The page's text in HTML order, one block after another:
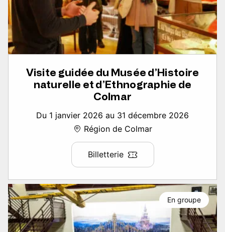
Visite guidée du Musée d’Histoire
naturelle et d’Ethnographie de
Colmar
Du 1 janvier 2026 au 31 décembre 2026
Région de Colmar
Billetterie
En groupe